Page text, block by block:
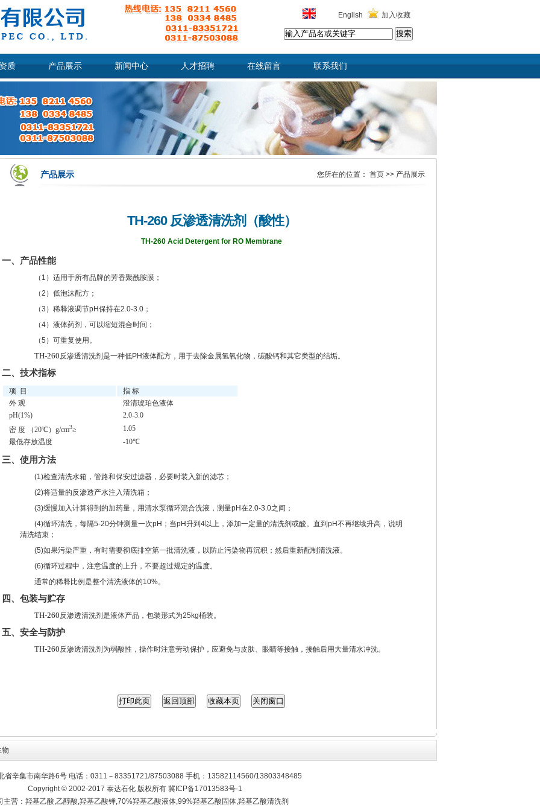
English 加入收藏
质 产品展示 新闻中心 人才招聘 在线留言 联系我们
您所在的位置： 首页 >> 产品展示
产品展示
TH-260 反渗透清洗剂（酸性）
TH-260 Acid Detergent for RO Membrane
一、产品性能
（1）适用于所有品牌的芳香聚酰胺膜；
（2）低泡沫配方；
（3）稀释液调节pH保持在2.0-3.0；
（4）液体药剂，可以缩短混合时间；
（5）可重复使用。
TH-260反渗透清洗剂是一种低PH液体配方，用于去除金属氢氧化物，碳酸钙和其它类型的结垢。
二、技术指标
项 目
指 标
外 观
澄清琥珀色液体
pH(1%)
2.0-3.0
密 度 （20℃）g/cm3≥
1.05
最低存放温度
-10℃
三、使用方法
(1)检查清洗水箱，管路和保安过滤器，必要时装入新的滤芯；
(2)将适量的反渗透产水注入清洗箱；
(3)缓慢加入计算得到的加药量，用清水泵循环混合洗液，测量pH在2.0-3.0之间；
(4)循环清洗，每隔5-20分钟测量一次pH；当pH升到4以上，添加一定量的清洗剂或酸。直到pH不再继续升高，说明
清洗结束；
(5)如果污染严重，有时需要彻底排空第一批清洗液，以防止污染物再沉积；然后重新配制清洗液。
(6)循环过程中，注意温度的上升，不要超过规定的温度。
通常的稀释比例是整个清洗液体的10%。
四、包装与贮存
TH-260反渗透清洗剂是液体产品，包装形式为25kg桶装。
五、安全与防护
TH-260反渗透清洗剂为弱酸性，操作时注意劳动保护，应避免与皮肤、眼睛等接触，接触后用大量清水冲洗。
物
省辛集市南华路6号 电话：0311－83351721/87503088 手机：13582114560/13803348485
Copyright © 2002-2017 泰达石化 版权所有 冀ICP备17013583号-1
主营：羟基乙酸,乙醇酸,羟基乙酸钾,70%羟基乙酸液体,99%羟基乙酸固体,羟基乙酸清洗剂